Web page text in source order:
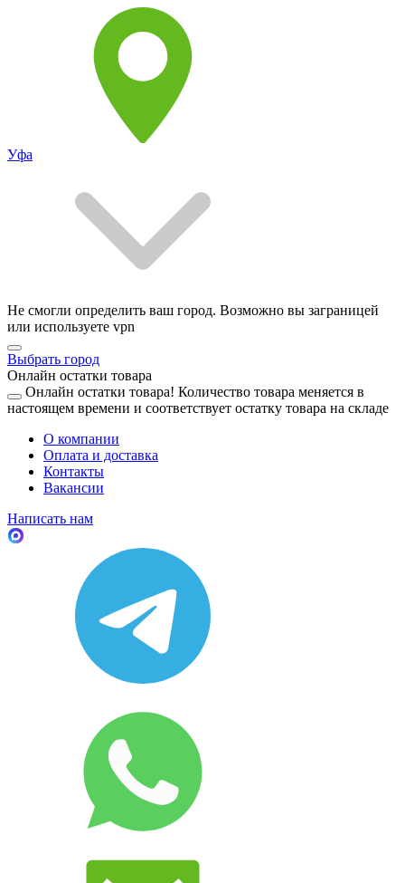
Уфа
Не смогли определить ваш город. Возможно вы заграницей
или используете vpn
Выбрать город
Онлайн остатки товара
Онлайн остатки товара! Количество товара меняется в
настоящем времени и соответствует остатку товара на складе
О компании
Оплата и доставка
Контакты
Вакансии
Написать нам